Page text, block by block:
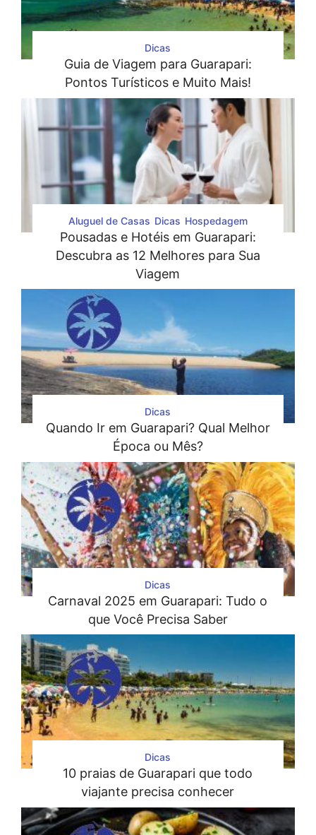
Dicas
Guia de Viagem para Guarapari:
Pontos Turísticos e Muito Mais!
Aluguel de Casas Dicas Hospedagem
Pousadas e Hotéis em Guarapari:
Descubra as 12 Melhores para Sua
Viagem
Dicas
Quando Ir em Guarapari? Qual Melhor
Época ou Mês?
Dicas
Carnaval 2025 em Guarapari: Tudo o
que Você Precisa Saber
Dicas
10 praias de Guarapari que todo
viajante precisa conhecer